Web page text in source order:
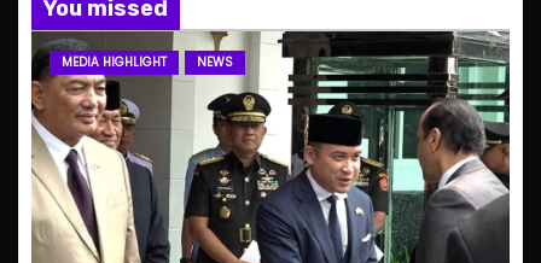
You missed
MEDIA HIGHLIGHT NEWS